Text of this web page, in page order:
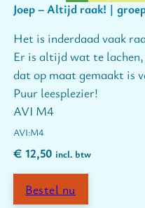
Joep – Altijd raak! |
Het is inderdaad vaak
Er is altijd wat te
dat op maat gemaakt is
Puur leesplezier!
AVI M4
M4
€ 12,50 incl. btw
Bestel nu